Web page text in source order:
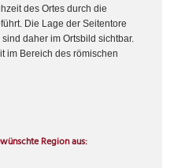
des Ortes durch die
Die Lage der Seitentore
sind daher im Ortsbild sichtbar.
im Bereich des römischen
Region aus: